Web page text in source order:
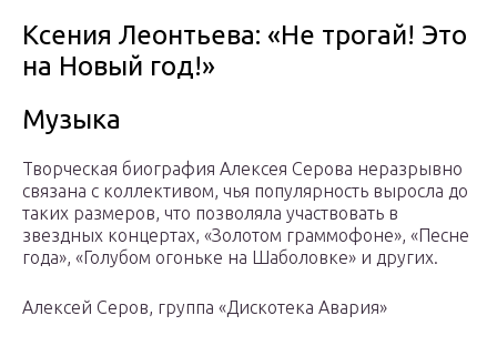
Ксения Леонтьева: «Не трогай! Это
на Новый год!»
Музыка
Творческая биография Алексея Серова неразрывно
связана с коллективом, чья популярность выросла до
таких размеров, что позволяла участвовать в
звездных концертах, «Золотом граммофоне», «Песне
года», «Голубом огоньке на Шаболовке» и других.
Алексей Серов, группа «Дискотека Авария»